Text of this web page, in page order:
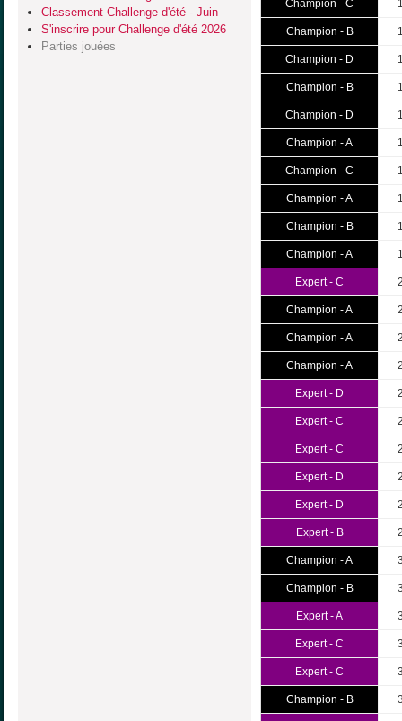
Classement Challenge d'été - Juin
S'inscrire pour Challenge d'été 2026
Parties jouées
Champion - C
Champion - B
Champion - D
Champion - B
Champion - D
Champion - A
Champion - C
Champion - A
Champion - B
Champion - A
Expert - C
Champion - A
Champion - A
Champion - A
Expert - D
Expert - C
Expert - C
Expert - D
Expert - D
Expert - B
Champion - A
Champion - B
Expert - A
Expert - C
Expert - C
Champion - B